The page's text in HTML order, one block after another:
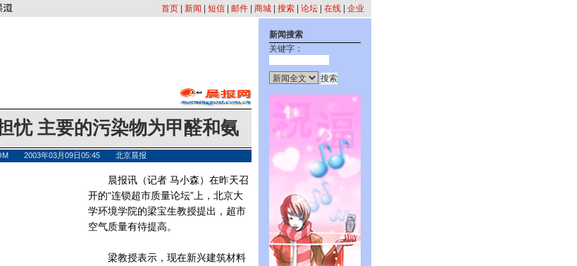
首页 新闻 短信 邮件 商城 搜索 论坛 在线 企业
忧 主要的污染物为甲醛和氨
2003年03月09日05:45 北京晨报
晨报讯（记者 马小森）在昨天召
开的“连锁超市质量论坛”上，北京大
学环境学院的梁宝生教授提出，超市
空气质量有待提高。
梁教授表示，现在新兴建筑材料
新闻搜索
关键字：